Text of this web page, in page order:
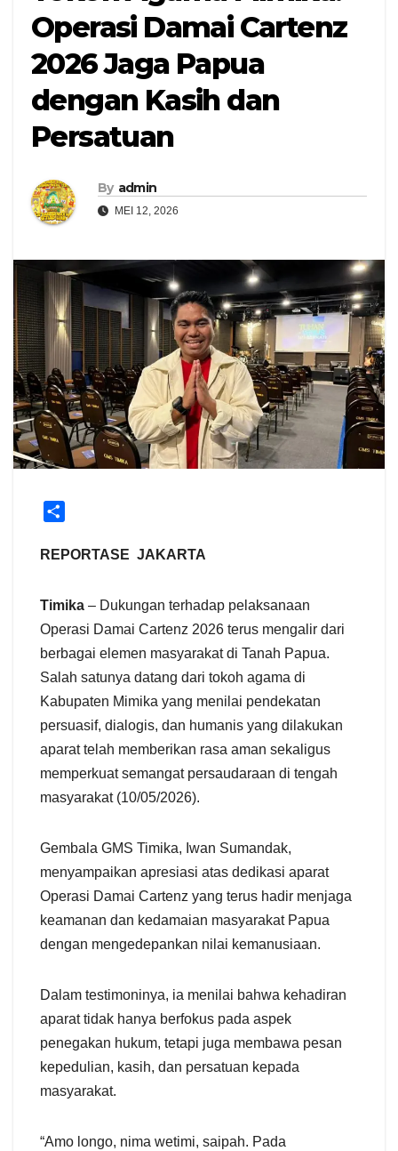
Operasi Damai Cartenz
2026 Jaga Papua
dengan Kasih dan
Persatuan
By admin
MEI 12, 2026
a
e
REPORTASE JAKARTA
Timika – Dukungan terhadap pelaksanaan
Operasi Damai Cartenz 2026 terus mengalir dari
berbagai elemen masyarakat di Tanah Papua.
Salah satunya datang dari tokoh agama di
Kabupaten Mimika yang menilai pendekatan
persuasif, dialogis, dan humanis yang dilakukan
aparat telah memberikan rasa aman sekaligus
memperkuat semangat persaudaraan di tengah
masyarakat (10/05/2026).
Gembala GMS Timika, Iwan Sumandak,
menyampaikan apresiasi atas dedikasi aparat
Operasi Damai Cartenz yang terus hadir menjaga
keamanan dan kedamaian masyarakat Papua
dengan mengedepankan nilai kemanusiaan.
Dalam testimoninya, ia menilai bahwa kehadiran
aparat tidak hanya berfokus pada aspek
penegakan hukum, tetapi juga membawa pesan
kepedulian, kasih, dan persatuan kepada
masyarakat.
“Amo longo, nima wetimi, saipah. Pada